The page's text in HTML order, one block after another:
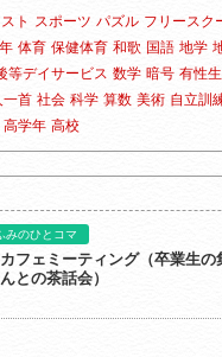
ト スポーツ パズル フリースク
体育 保健体育 和歌 国語 地学
等デイサービス 数学 暗号 有性
一首 社会 科学 算数 美術 自立訓
高学年 高校
みのひとコマ
フェミーティング（卒業生の
との茶話会）